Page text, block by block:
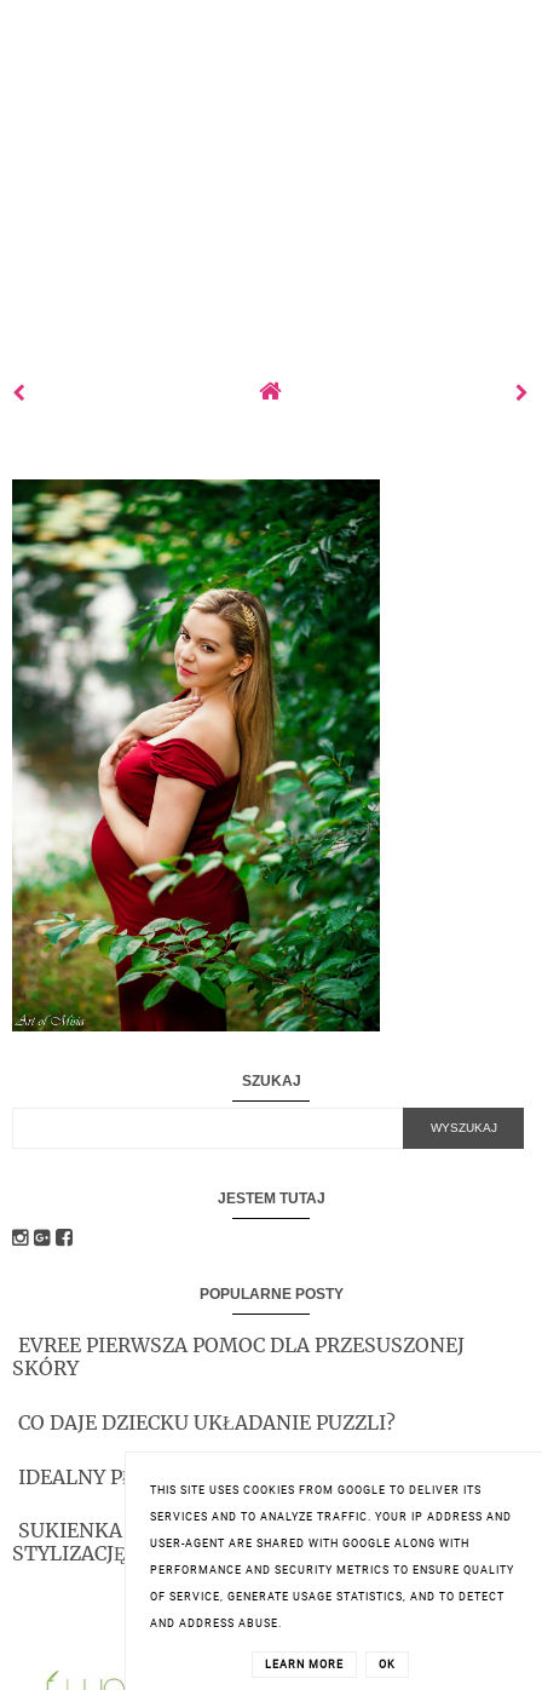
SZUKAJ
JESTEM TUTAJ
POPULARNE POSTY
EVREE PIERWSZA POMOC DLA PRZESUSZONEJ
SKÓRY
CO DAJE DZIECKU UKŁADANIE PUZZLI?
IDEALNY PŁYN MICELARNY, CZY ISTNIEJE?!
SUKIENKA MAXI- MÓJ SPOSÓB NA SZYBKĄ
STYLIZACJĘ
TESTUJĘ Z...TZU
THIS SITE USES COOKIES FROM GOOGLE TO DELIVER ITS
SERVICES AND TO ANALYZE TRAFFIC. YOUR IP ADDRESS AND
USER-AGENT ARE SHARED WITH GOOGLE ALONG WITH
PERFORMANCE AND SECURITY METRICS TO ENSURE QUALITY
OF SERVICE, GENERATE USAGE STATISTICS, AND TO DETECT
AND ADDRESS ABUSE.
LEARN MORE OK